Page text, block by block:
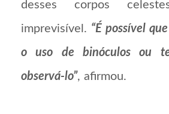
desses corpos
imprevisível. “É possível
o uso de binóculos ou
observá-lo”, afirmou.